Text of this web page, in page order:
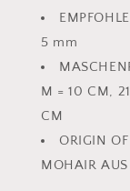
5 mm
M = 10 CM,
CM
ORIGIN
MOHAIR